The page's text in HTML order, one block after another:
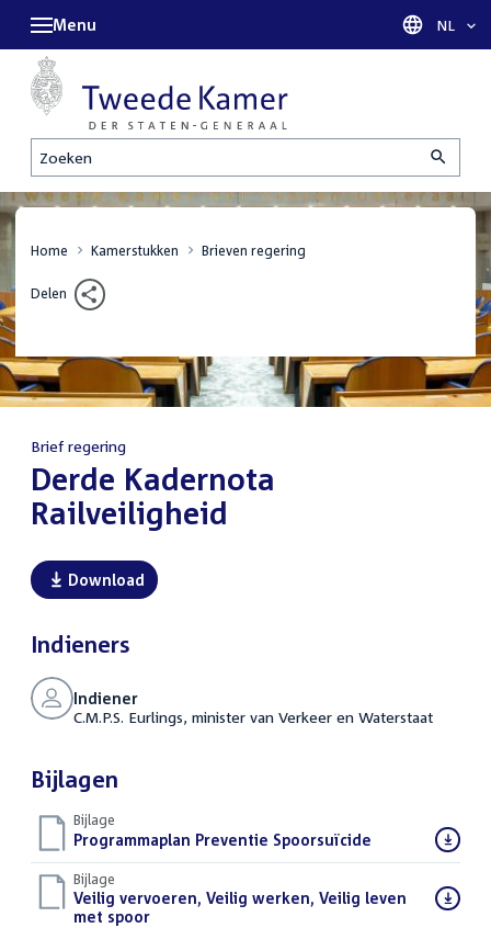
Zoeken
Menu Taal
NL
Home Kamerstukken Brieven regering
Delen
Brief regering
:Derde Kadernota
Railveiligheid
Download
Indieners
Indiener
C.M.P.S. Eurlings, minister van Verkeer en Waterstaat
Bijlagen
Bijlage
Download
bestand:
Programmaplan Preventie Spoorsuïcide
Bijlage
Download
bestand:
Veilig vervoeren, Veilig werken, Veilig leven
met spoor(PDF)